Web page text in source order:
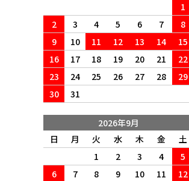
1
2
3 4 5 6 7
8
9
10 11 12 13 14
15
16
17 18 19 20 21
22
23
24 25 26 27 28
29
30
31
2026年9月
日
月 火 水 木 金
土
1
2 3 4
5
6
7 8 9 10 11
12